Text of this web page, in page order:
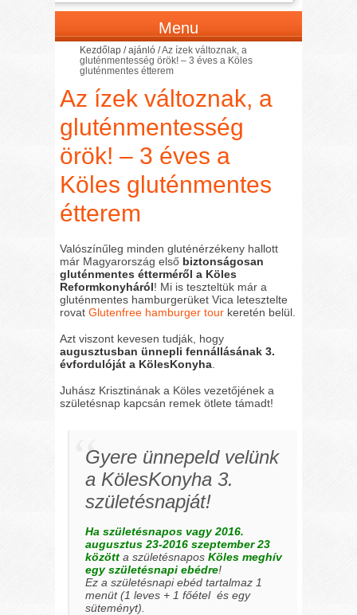
Menu
Kezdőlap /ajánló /Az ízek változnak, a
gluténmentesség örök! – 3 éves a Köles
gluténmentes étterem
Az ízek változnak, a
gluténmentesség
örök! – 3 éves a
Köles gluténmentes
étterem
Valószínűleg minden gluténérzékeny hallott
már Magyarország első biztonságosan
gluténmentes étterméről a Köles
Reformkonyháról! Mi is teszteltük már a
gluténmentes hamburgerüket Vica letesztelte
rovatGlutenfree hamburger tour keretén belül.
Azt viszont kevesen tudják, hogy
augusztusban ünnepli fennállásának 3.
évfordulóját a KölesKonyha
Juhász Krisztinának a Köles vezetőjének a
születésnap kapcsán remek ötlete támadt!
Gyere ünnepeld velünk
a KölesKonyha 3.
születésnapját!
Ha születésnapos vagy 2016.
augusztus 23-2016 szeptember 23
közötta születésnaposKöles meghív
egy születésnapi ebédre!
Ez a születésnapi ebéd tartalmaz 1
menüt(1 leves + 1 főétel és egy
süteményt)